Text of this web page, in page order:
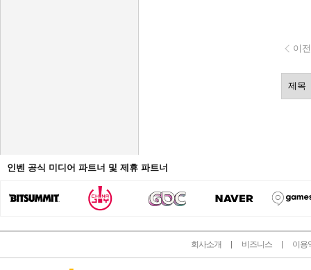
이전
인벤 공식 미디어 파트너 및 제휴 파트너
회사소개 비즈니스 이용